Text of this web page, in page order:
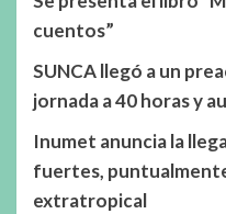
cuentos”
SUNCA llegó a un
jornada a 40 horas y
Inumet anuncia la
fuertes,
extratropical